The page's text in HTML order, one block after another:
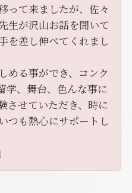
って来ましたが、佐々
生が沢山お話を聞いて
を差し伸べてくれまし
める事ができ、コンク
学、舞台、色んな事に
させていただき、時に
つも熱心にサポートし